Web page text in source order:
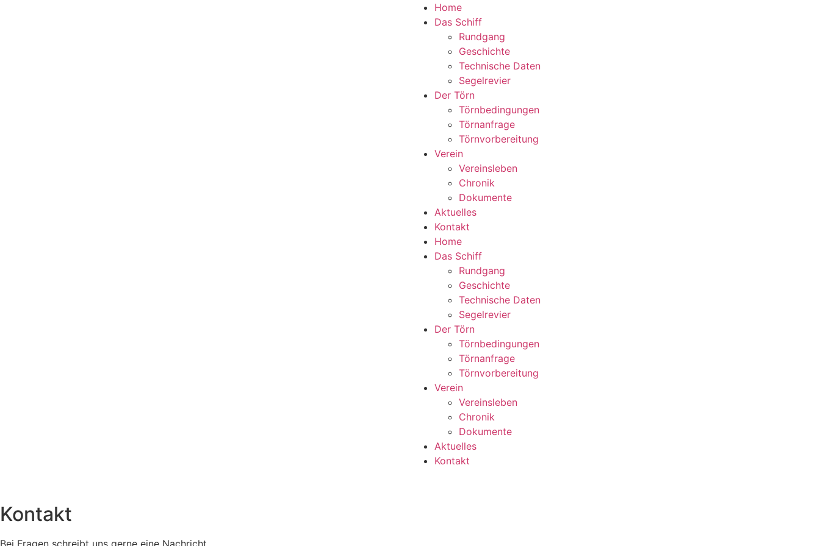
Home
Das Schiff
Rundgang
Geschichte
Technische Daten
Segelrevier
Der Törn
Törnbedingungen
Törnanfrage
Törnvorbereitung
Verein
Vereinsleben
Chronik
Dokumente
Aktuelles
Kontakt
Home
Das Schiff
Rundgang
Geschichte
Technische Daten
Segelrevier
Der Törn
Törnbedingungen
Törnanfrage
Törnvorbereitung
Verein
Vereinsleben
Chronik
Dokumente
Aktuelles
Kontakt
Kontakt
Bei Fragen schreibt uns gerne eine Nachricht